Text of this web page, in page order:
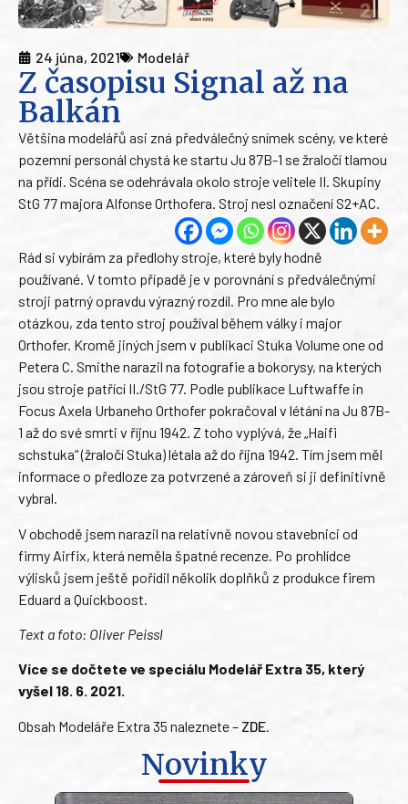
24 júna, 2021 Modelář
Z časopisu Signal až na
Balkán
Většina modelářů asi zná předválečný snímek scény, ve které
pozemní personál chystá ke startu Ju 87B-1 se žraločí tlamou
na přídi. Scéna se odehrávala okolo stroje velitele II. Skupiny
StG 77 majora Alfonse Orthofera. Stroj nesl označení S2+AC.
Rád si vybírám za předlohy stroje, které byly hodně
používané. V tomto případě je v porovnání s předválečnými
stroji patrný opravdu výrazný rozdíl. Pro mne ale bylo
otázkou, zda tento stroj používal během války i major
Orthofer. Kromě jiných jsem v publikaci Stuka Volume one od
Petera C. Smithe narazil na fotografie a bokorysy, na kterých
jsou stroje patřící II./StG 77. Podle publikace Luftwaffe in
Focus Axela Urbaneho Orthofer pokračoval v létání na Ju 87B-
1 až do své smrti v říjnu 1942. Z toho vyplývá, že „Haifi
schstuka“ (žraločí Stuka) létala až do října 1942. Tím jsem měl
informace o předloze za potvrzené a zároveň si ji definitivně
vybral.
V obchodě jsem narazil na relativně novou stavebnici od
firmy Airfix, která neměla špatné recenze. Po prohlídce
výlisků jsem ještě pořídil několik doplňků z produkce firem
Eduard a Quickboost.
Text a foto: Oliver Peissl
Více se dočtete ve speciálu Modelář Extra 35, který
vyšel 18. 6. 2021.
Obsah Modeláře Extra 35 naleznete – ZDE.
Novinky